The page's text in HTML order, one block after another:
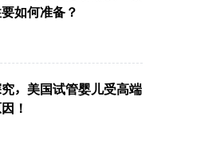
如何准备？
，美国试管婴儿受高端
！